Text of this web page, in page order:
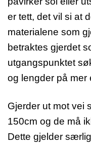
er tett, det vil si at
materialene som
betraktes gjerdet
utgangspunktet
og lengder på mer
Gjerder ut mot vei
150cm og de må
Dette gjelder